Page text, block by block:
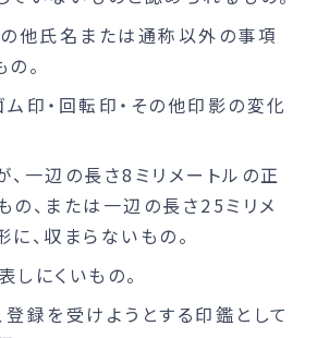
の他氏名または通称以外の事項
。
ム印・回転印・その他印影の変化
、一辺の長さ8ミリメートルの正
の、または一辺の長さ25ミリメ
、収まらないもの。
にくいもの。
登録を受けようとする印鑑として